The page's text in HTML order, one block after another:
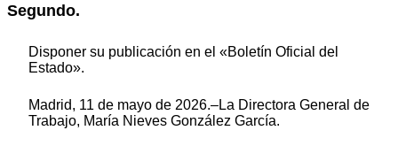
Segundo.
Disponer su publicación en el «Boletín Oficial del
Estado».
Madrid, 11 de mayo de 2026.–La Directora General de
Trabajo, María Nieves González García.